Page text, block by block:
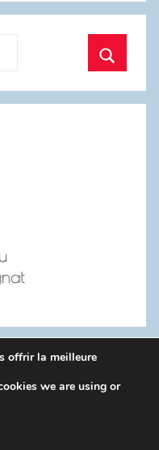
by ThemeZee.
offrir la meilleure
we are using or